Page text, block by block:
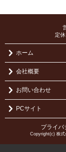
定
ホーム
会社概要
お問い合わせ
PCサイト
プライバ
Copyright(c) 株式